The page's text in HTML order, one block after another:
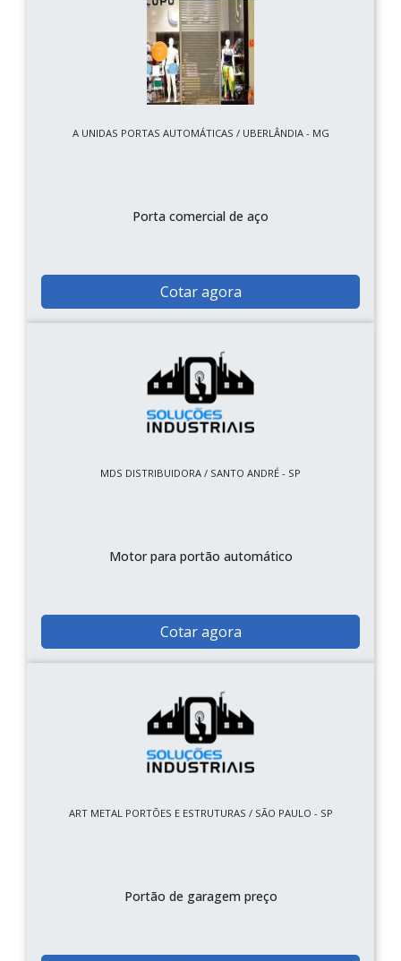
A UNIDAS PORTAS AUTOMÁTICAS / UBERLÂNDIA - MG
Porta comercial de aço
Cotar agora
MDS DISTRIBUIDORA / SANTO ANDRÉ - SP
Motor para portão automático
Cotar agora
ART METAL PORTÕES E ESTRUTURAS / SÃO PAULO - SP
Portão de garagem preço